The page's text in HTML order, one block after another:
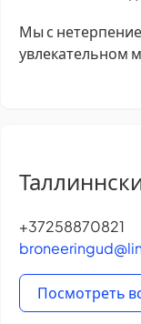
Мы с
увлекательном
+37258870821
Посмотреть